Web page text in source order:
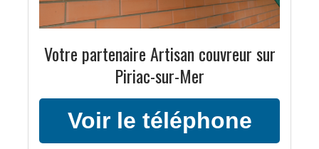
Votre partenaire Artisan couvreur sur
Piriac-sur-Mer